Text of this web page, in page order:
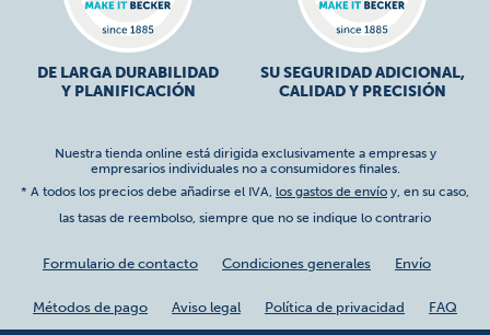
DE LARGA DURABILIDAD
Y PLANIFICACIÓN
SU SEGURIDAD ADICIONAL,
CALIDAD Y PRECISIÓN
Nuestra tienda online está dirigida exclusivamente a empresas y
empresarios individuales no a consumidores finales.
* A todos los precios debe añadirse el IVA, los gastos de envío y, en su caso,
las tasas de reembolso, siempre que no se indique lo contrario
Formulario de contacto Condiciones generales Envío
Métodos de pago Aviso legal Política de privacidad FAQ